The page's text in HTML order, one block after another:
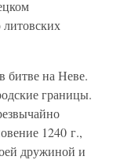
битве на Неве.
границы.
1240 г.,
дружиной и